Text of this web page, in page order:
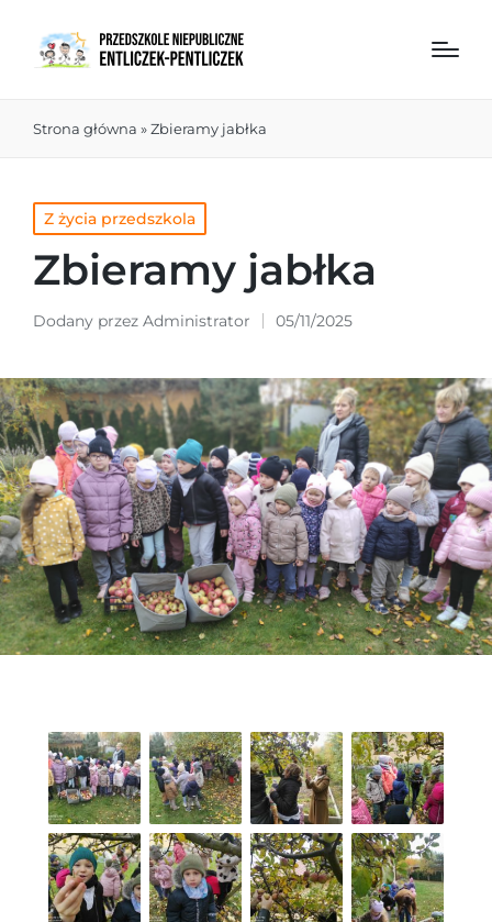
Strona główna »Zbieramy jabłka
Z życia przedszkola
Zbieramy jabłka
Dodany przez Administrator 05/11/2025